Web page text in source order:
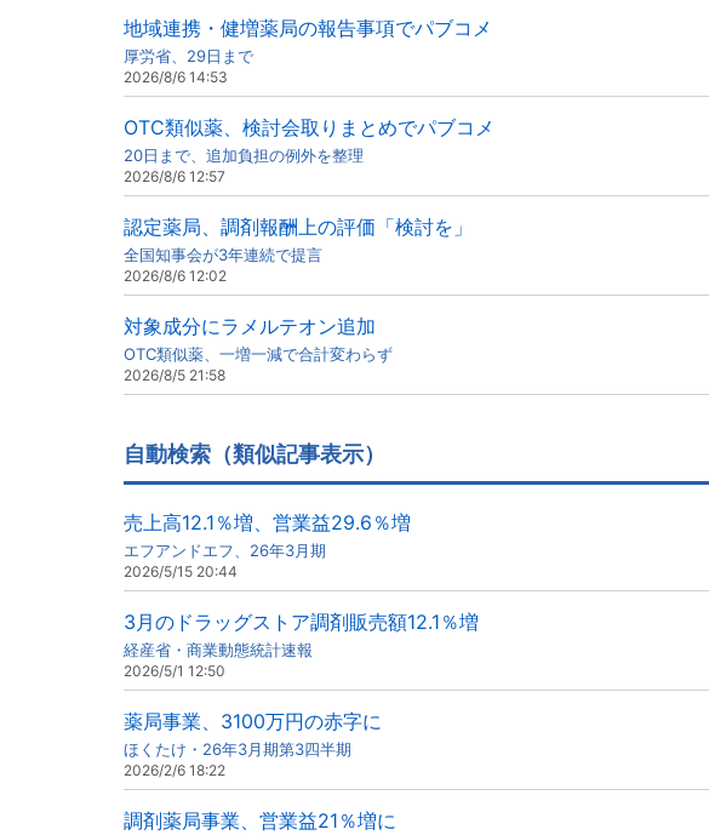
地域連携・健増薬局の報告事項でパブコメ
厚労省、29日まで
2026/8/6 14:53
OTC類似薬、検討会取りまとめでパブコメ
20日まで、追加負担の例外を整理
2026/8/6 12:57
認定薬局、調剤報酬上の評価「検討を」
全国知事会が3年連続で提言
2026/8/6 12:02
対象成分にラメルテオン追加
OTC類似薬、一増一減で合計変わらず
2026/8/5 21:58
自動検索（類似記事表示）
売上高12.1％増、営業益29.6％増
エフアンドエフ、26年3月期
2026/5/15 20:44
3月のドラッグストア調剤販売額12.1％増
経産省・商業動態統計速報
2026/5/1 12:50
薬局事業、3100万円の赤字に
ほくたけ・26年3月期第3四半期
2026/2/6 18:22
調剤薬局事業、営業益21％増に